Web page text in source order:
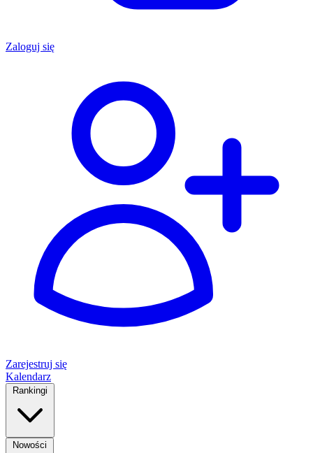
Zaloguj się
Zarejestruj się
Kalendarz
Rankingi
Nowości